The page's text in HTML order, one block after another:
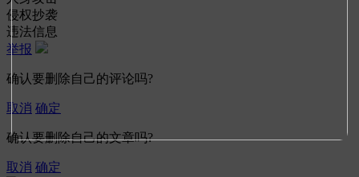
侵权抄袭
违法信息
举报
确认要删除自己的评论吗?
取消 确定
确认要删除自己的文章吗?
取消 确定